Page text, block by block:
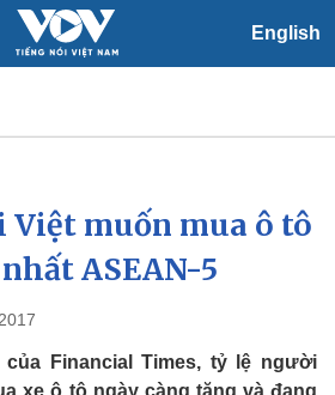
English
Xã hội
Tin 24h
Dự báo thời tiết
Việc làm
Biển đảo
Việt muốn mua ô tô
ASEAN-5
Financial Times, tỷ lệ người
xe ô tô ngày càng tăng và đang